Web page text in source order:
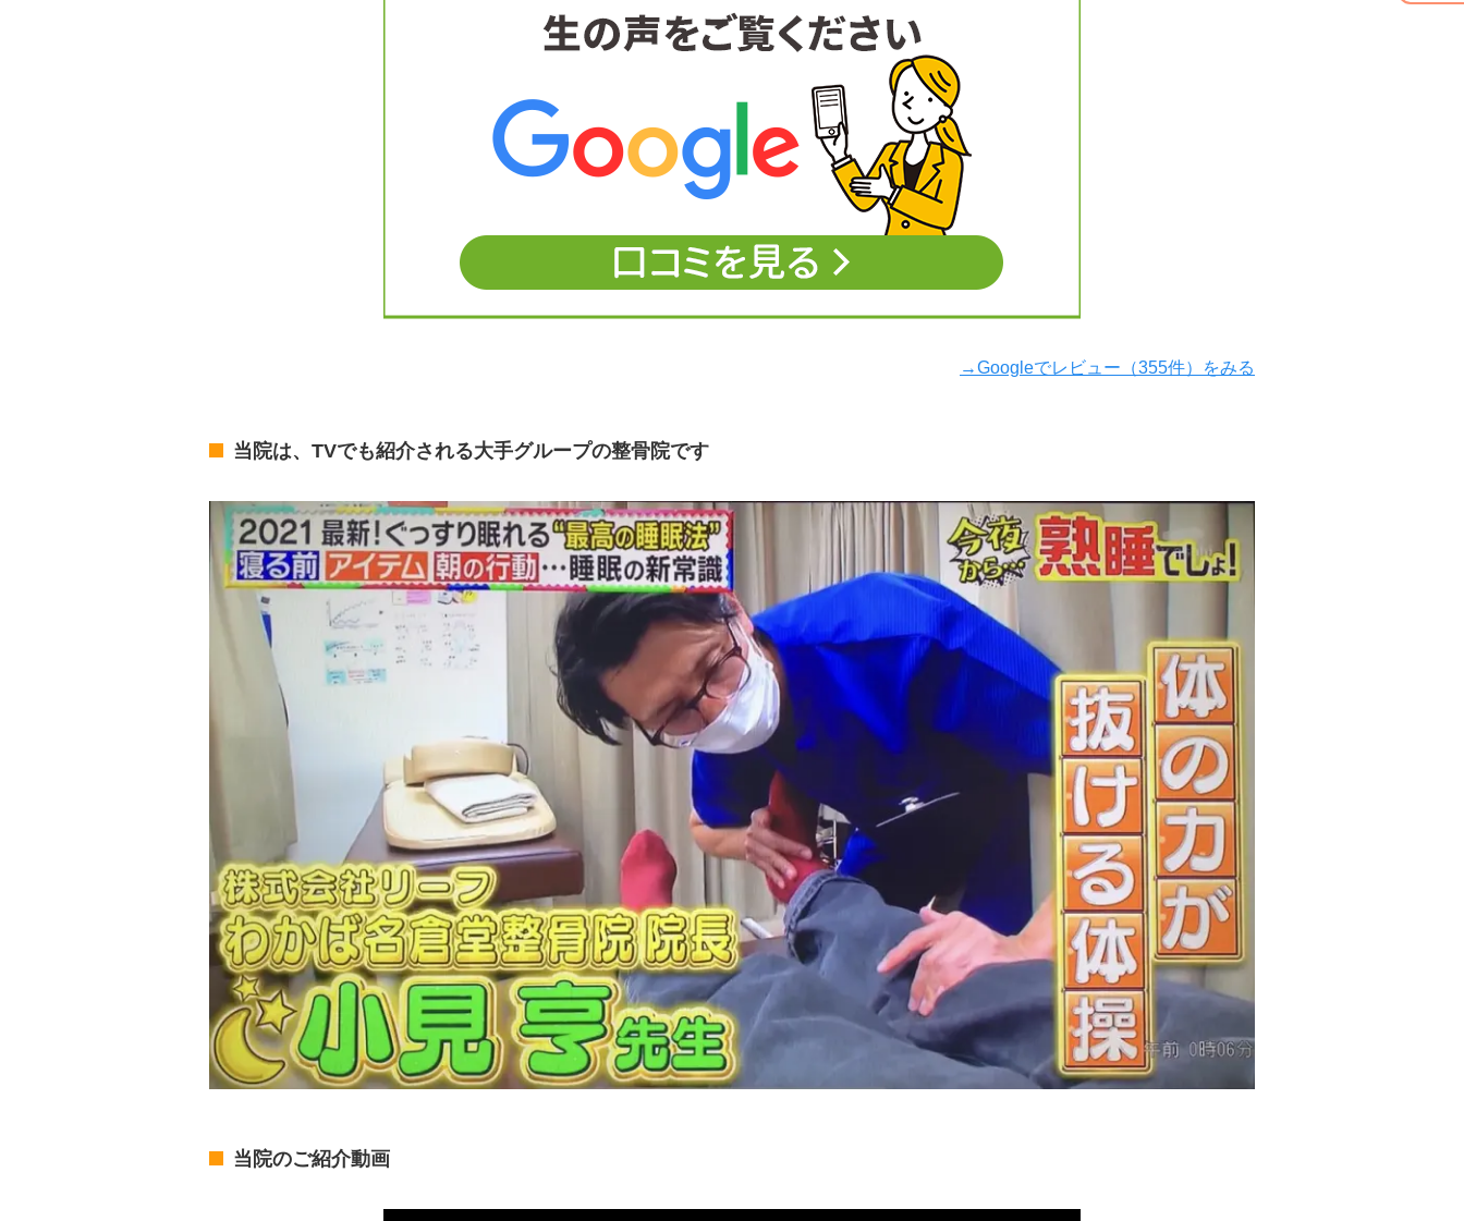
→Googleでレビュー（355件）をみる
当院は、TVでも紹介される大手グループの整骨院です
当院のご紹介動画